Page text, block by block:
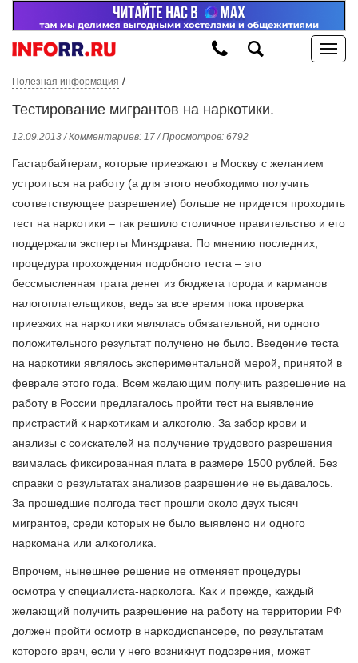
Полезная информация /
Тестирование мигрантов на наркотики.
12.09.2013 / Комментариев: 17 / Просмотров: 6792
Гастарбайтерам, которые приезжают в Москву с желанием
устроиться на работу (а для этого необходимо получить
соответствующее разрешение) больше не придется проходить
тест на наркотики – так решило столичное правительство и его
поддержали эксперты Минздрава. По мнению последних,
процедура прохождения подобного теста – это
бессмысленная трата денег из бюджета города и карманов
налогоплательщиков, ведь за все время пока проверка
приезжих на наркотики являлась обязательной, ни одного
положительного результат получено не было. Введение теста
на наркотики являлось экспериментальной мерой, принятой в
феврале этого года. Всем желающим получить разрешение на
работу в России предлагалось пройти тест на выявление
пристрастий к наркотикам и алкоголю. За забор крови и
анализы с соискателей на получение трудового разрешения
взималась фиксированная плата в размере 1500 рублей. Без
справки о результатах анализов разрешение не выдавалось.
За прошедшие полгода тест прошли около двух тысяч
мигрантов, среди которых не было выявлено ни одного
наркомана или алкоголика.
Впрочем, нынешнее решение не отменяет процедуры
осмотра у специалиста-нарколога. Как и прежде, каждый
желающий получить разрешение на работу на территории РФ
должен пройти осмотр в наркодиспансере, по результатам
которого врач, если у него возникнут подозрения, может